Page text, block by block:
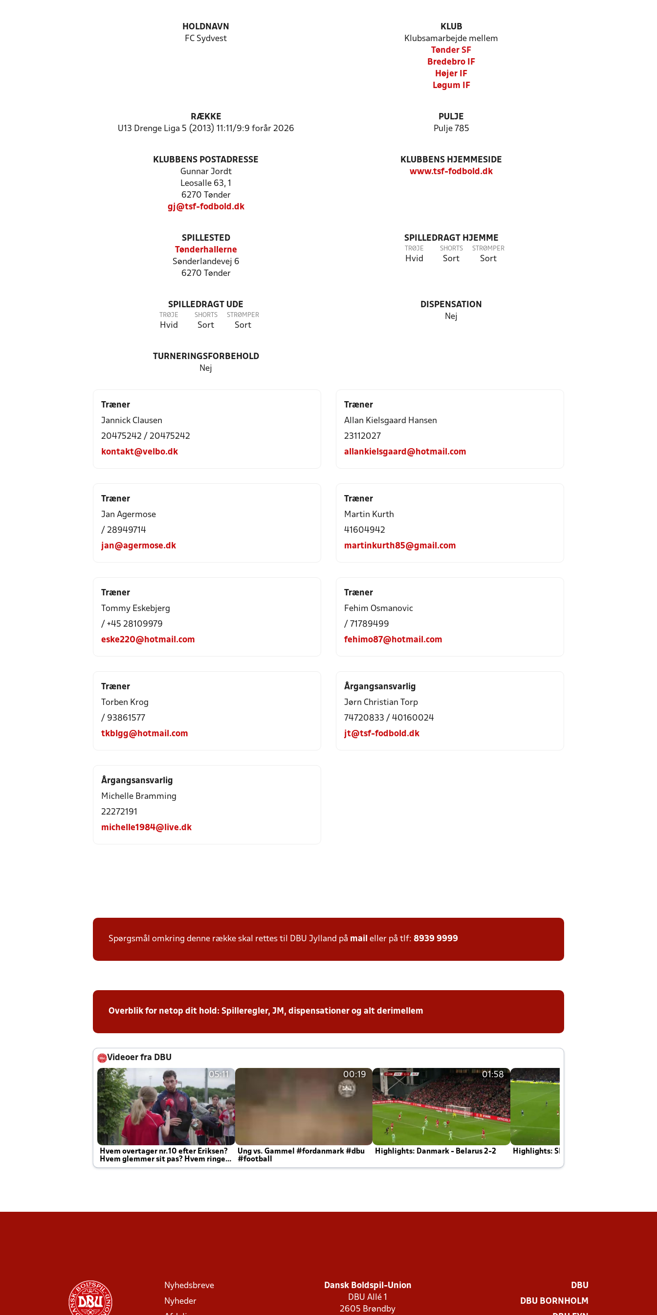
HOLDNAVN
FC Sydvest
KLUB
Klubsamarbejde mellem
Tønder SF
Bredebro IF
Højer IF
Løgum IF
RÆKKE
U13 Drenge Liga 5 (2013) 11:11/9:9 forår 2026
PULJE
Pulje 785
KLUBBENS POSTADRESSE
Gunnar Jordt
Leosalle 63, 1
6270 Tønder
gj@tsf-fodbold.dk
KLUBBENS HJEMMESIDE
www.tsf-fodbold.dk
SPILLESTED
Tønderhallerne
Sønderlandevej 6
6270 Tønder
SPILLEDRAGT HJEMME
TRØJE
Hvid
SHORTS
Sort
STRØMPER
Sort
SPILLEDRAGT UDE
TRØJE
Hvid
SHORTS
Sort
STRØMPER
Sort
DISPENSATION
Nej
TURNERINGSFORBEHOLD
Nej
Træner
Jannick Clausen
20475242 / 20475242
kontakt@velbo.dk
Træner
Allan Kielsgaard Hansen
23112027
allankielsgaard@hotmail.com
Træner
Jan Agermose
/ 28949714
jan@agermose.dk
Træner
Martin Kurth
41604942
martinkurth85@gmail.com
Træner
Tommy Eskebjerg
/ +45 28109979
eske220@hotmail.com
Træner
Fehim Osmanovic
/ 71789499
fehimo87@hotmail.com
Træner
Torben Krog
/ 93861577
tkblgg@hotmail.com
Årgangsansvarlig
Jørn Christian Torp
74720833 / 40160024
jt@tsf-fodbold.dk
Årgangsansvarlig
Michelle Bramming
22272191
michelle1984@live.dk
Spørgsmål omkring denne række skal rettes til DBU Jylland på mail eller på tlf: 8939 9999
Overblik for netop dit hold: Spilleregler, JM, dispensationer og alt derimellem
Videoer fra DBU
05:11
Hvem overtager nr.10 efter Eriksen?
Hvem glemmer sit pas? Hvem ringer
Joachim altid til efter kampe?
00:19
Ung vs. Gammel #fordanmark #dbu
#football
01:58
Highlights: Danmark - Belarus 2-2 Highlights: Skotland - Danmark 4-2
Nyhedsbreve
Nyheder
Dansk Boldspil-Union
DBU Allé 1
2605 Brøndby
DBU
DBU BORNHOLM